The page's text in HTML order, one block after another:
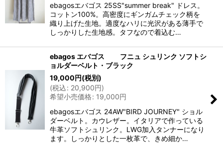
ebagosエバゴス 25SS"summer break" ドレス。
コットン100%。高密度にギンガムチェック柄を
織り上げた生地。適度なハリに光沢がある薄手で
しっかりした生地感。タフなので着込む…
ebagos エバゴス フニュ シュリンク ソフトシ
ョルダーベルト・ブラック
19,000円(税別)
(税込: 20,900円)
希望小売価格: 19,000円
ebagosエバゴス 24AW"BIRD JOURNEY" ショル
ダーベルト。カウレザー。イタリアで作っている
牛革ソフトシュリンク。LWG加入タンナーになり
ます。しっかりとした一枚革で、きめ細か…